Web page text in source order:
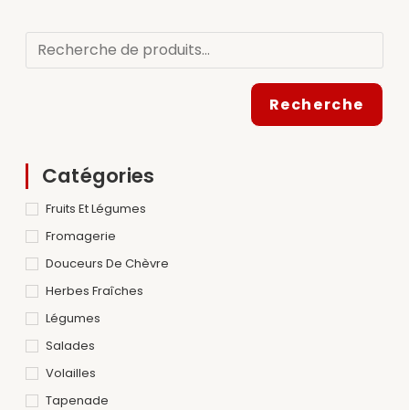
Recherche
Catégories
Fruits Et Légumes
Fromagerie
Douceurs De Chèvre
Herbes Fraîches
Légumes
Salades
Volailles
Tapenade